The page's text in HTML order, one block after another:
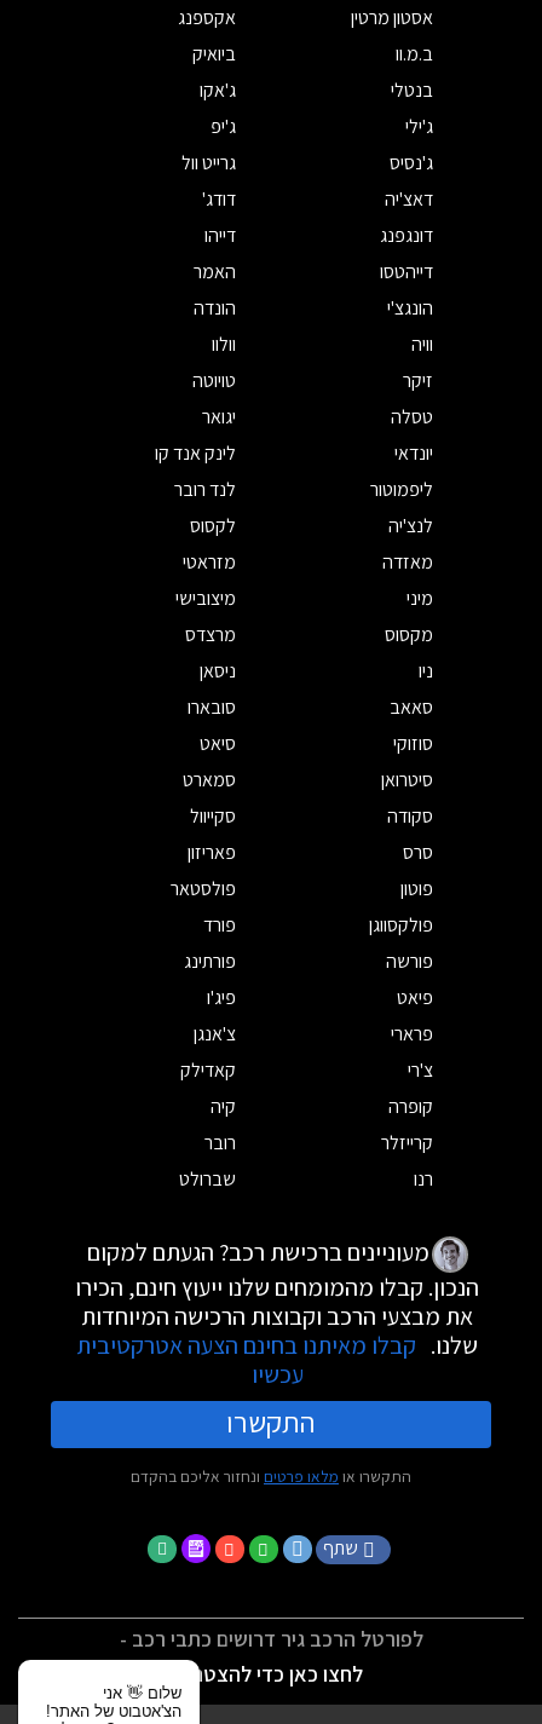
אסטון מרטין
אקספנג
ב.מ.וו
ביואיק
בנטלי
ג'אקו
ג'ילי
ג'יפ
ג'נסיס
גרייט וול
דאצ'יה
דודג'
דונגפנג
דייהו
דייהטסו
האמר
הונגצ'י
הונדה
וויה
וולוו
זיקר
טויוטה
טסלה
יגואר
יונדאי
לינק אנד קו
ליפמוטור
לנד רובר
לנצ'יה
לקסוס
מאזדה
מזראטי
מיני
מיצובישי
מקסוס
מרצדס
ניו
ניסאן
סאאב
סובארו
סוזוקי
סיאט
סיטרואן
סמארט
סקודה
סקייוול
סרס
פאריזון
פוטון
פולסטאר
פולקסווגן
פורד
פורשה
פורתינג
פיאט
פיג'ו
פרארי
צ'אנגן
צ'רי
קאדילק
קופרה
קיה
קרייזלר
רובר
רנו
שברולט
מעוניינים ברכישת רכב? הגעתם למקום
הנכון. קבלו מהמומחים שלנו ייעוץ חינם, הכירו
את מבצעי הרכב וקבוצות הרכישה המיוחדות
שלנו. קבלו מאיתנו בחינם הצעה אטרקטיבית
עכשיו
התקשרו
התקשרו או מלאו פרטים ונחזור אליכם בהקדם
שתף
לפורטל הרכב גיר דרושים כתבי רכב -
לחצו כאן כדי להצטרף
שלום 👋 אני
הצ'אטבוט של האתר!